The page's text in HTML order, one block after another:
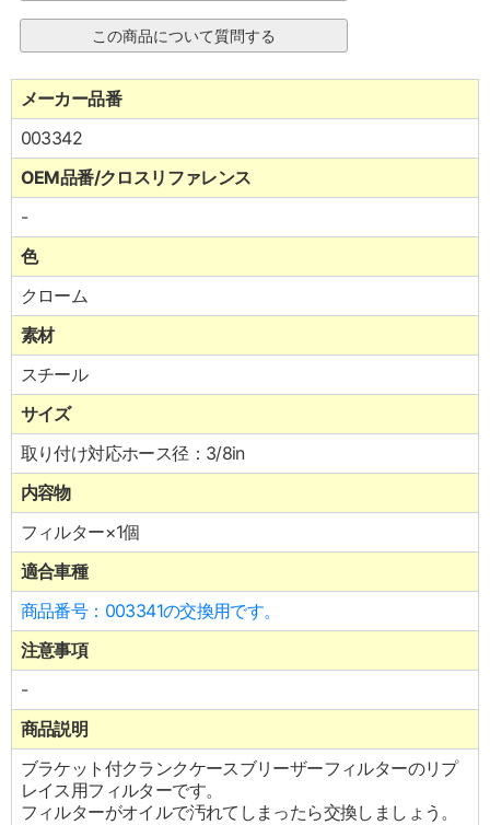
メーカー品番
003342
OEM品番/クロスリファレンス
-
色
クローム
素材
スチール
サイズ
取り付け対応ホース径：3/8in
内容物
フィルター×1個
適合車種
商品番号：003341の交換用です。
注意事項
-
商品説明
ブラケット付クランクケースブリーザーフィルターのリプ
レイス用フィルターです。
フィルターがオイルで汚れてしまったら交換しましょう。